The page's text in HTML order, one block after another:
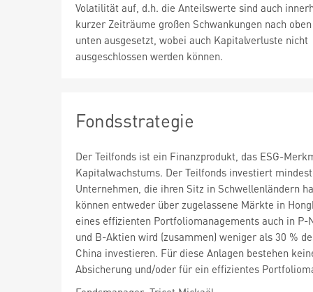
Volatilität auf, d.h. die Anteilswerte sind auch
kurzer Zeiträume großen Schwankungen nach
unten ausgesetzt, wobei auch Kapitalverluste nicht
ausgeschlossen werden können.
Fondsstrategie
Der Teilfonds ist ein Finanzprodukt, das ESG-
Kapitalwachstums. Der Teilfonds investiert
Unternehmen, die ihren Sitz in Schwellenländern
können entweder über zugelassene Märkte in
eines effizienten Portfoliomanagements auch in
und B-Aktien wird (zusammen) weniger als 30 %
China investieren. Für diese Anlagen bestehen
Absicherung und/oder für ein effizientes